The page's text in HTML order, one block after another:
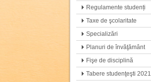
Regulamente studenți
Taxe de şcolaritate
Specializări
Planuri de învăţământ
Fişe de disciplină
Tabere studenţeşti 2021